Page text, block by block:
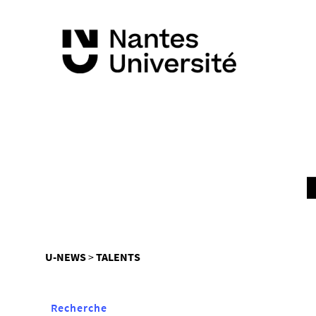
Vous
U-NEWS TALENTS
Recherche